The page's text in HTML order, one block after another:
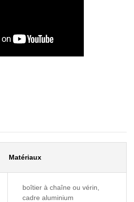
Matériaux
boîtier à chaîne ou vérin,
cadre aluminium